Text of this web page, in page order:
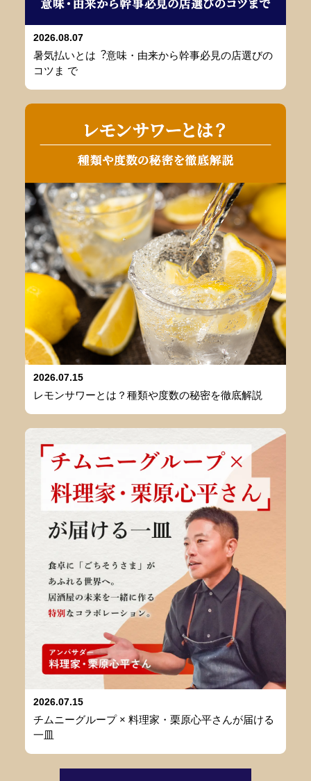
2026.08.07
暑気払いとは︖意味・由来から幹事必⾒の店選びの
コツま で
2026.07.15
レモンサワーとは？種類や度数の秘密を徹底解説
2026.07.15
チムニーグループ × 料理家・栗原心平さんが届ける
一皿